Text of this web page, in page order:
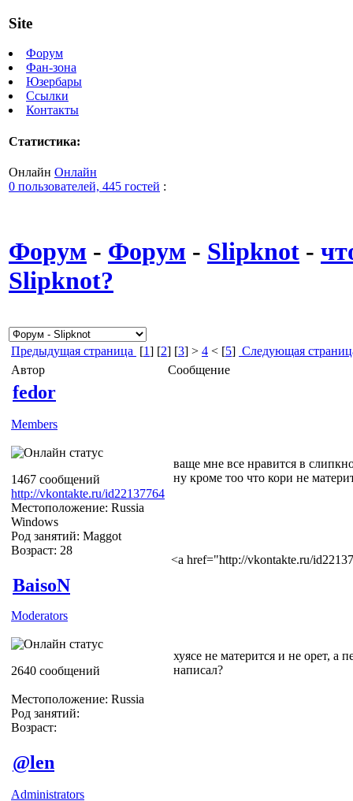
Site
Форум
Фан-зона
Юзербары
Ссылки
Контакты
Статистика:
Онлайн Онлайн
0 пользователей, 445 гостей :
Форум - Форум - Slipknot -
Slipknot?
Предыдущая страница [1] [2] [3] > 4 < [5] Следующая
Автор
Сообщение
fedor
Members
1467 сообщений
http://vkontakte.ru/id22137764
Местоположение: Russia
Windows
Род занятий: Maggot
Возраст: 28
ваще мне все нравится в
ну кроме тоо что кори не
<a href="http://vkontakte.ru/
BaisoN
Moderators
2640 сообщений
Местоположение: Russia
Род занятий:
Возраст:
хуясе не матерится и не орет, а
написал?
@len
Administrators